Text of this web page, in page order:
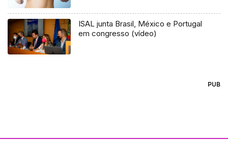
ISAL junta Brasil, México e Portugal
em congresso (vídeo)
PUB